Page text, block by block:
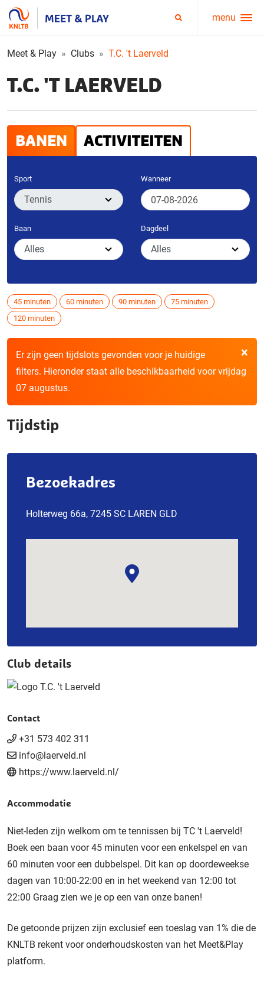
Service
menu
menu
Meet & Play Clubs T.C. 't Laerveld
T.C. 'T LAERVELD
BANEN ACTIVITEITEN
Sport Wanneer
Baan Dagdeel
45 minuten 60 minuten 90 minuten
75 minuten
120 minuten
×
Er zijn geen tijdslots gevonden voor je huidige
filters. Hieronder staat alle beschikbaarheid voor vrijdag
07 augustus.
Tijdstip
Bezoekadres
Holterweg 66a, 7245 SC LAREN GLD
Club details
Contact
+31 573 402 311
info@laerveld.nl
https://www.laerveld.nl/
Accommodatie
Niet-leden zijn welkom om te tennissen bij TC 't Laerveld!
Boek een baan voor 45 minuten voor een enkelspel en van
60 minuten voor een dubbelspel. Dit kan op doordeweekse
dagen van 10:00-22:00 en in het weekend van 12:00 tot
22:00 Graag zien we je op een van onze banen!
De getoonde prijzen zijn exclusief een toeslag van 1% die de
KNLTB rekent voor onderhoudskosten van het Meet&Play
platform.